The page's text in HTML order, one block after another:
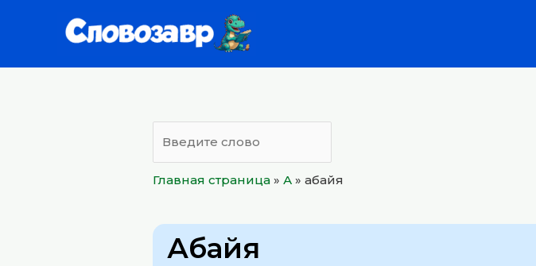
Главная страница » А » абайя
Абайя